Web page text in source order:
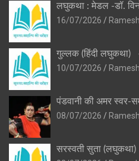
लघुकथा : मेडल -डॉ.
16/07/2026
गुल्लक (हिंदी लघुकथा) –
10/07/2026
पंडवानी की अमर स्वर-
08/07/2026
सरस्वती सुता (लघुकथा) ​-